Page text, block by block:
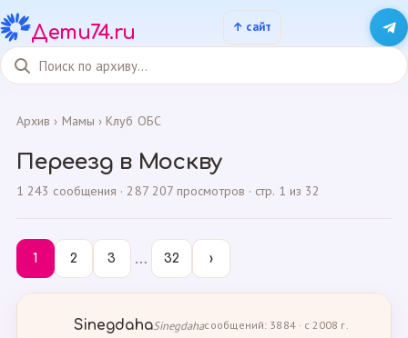
Дети74.ru
Архив › Мамы › Клуб ОБС
Переезд в Москву
1 243 сообщения · 287 207 просмотров · стр. 1 из 32
1 2 3 … 32 ›
SinegdahaSinegdahaсообщений: 3884 · с 2008 г.